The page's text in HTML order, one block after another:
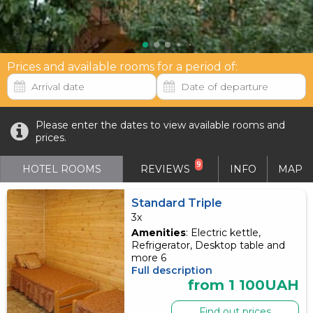
Prices and available rooms for a period of:
Please enter the dates to view available rooms and
prices.
HOTEL ROOMS REVIEWS 9 INFO MAP
Standard Triple
3x
Amenities: Electric kettle,
Refrigerator, Desktop table and
more 6
Full description
from 1 100UAH